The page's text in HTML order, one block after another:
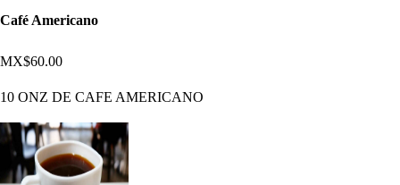
Café Americano
MX$60.00
10 ONZ DE CAFE AMERICANO